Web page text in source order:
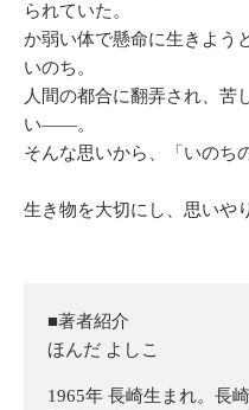
られていた。
か弱い体で懸命に生きよう
いのち。
人間の都合に翻弄され、苦
い――。
そんな思いから、「いのち
生き物を大切にし、思いや
■著者紹介
ほんだ よしこ
1965年 長崎生まれ。長